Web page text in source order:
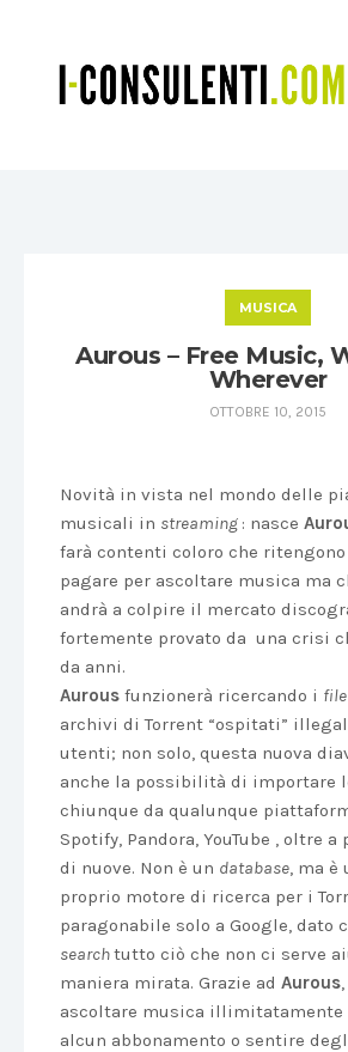
MUSICA
Aurous – Free Music,
Wherever
OTTOBRE 10, 2015
Novità in vista nel mondo delle
musicali in streaming : nasce
farà contenti coloro che
pagare per ascoltare musica ma
andrà a colpire il mercato
fortemente provato da una crisi
da anni.
Aurous funzionerà ricercando i file
archivi di Torrent “ospitati”
utenti; non solo, questa nuova
anche la possibilità di importare
chiunque da qualunque
Spotify, Pandora, YouTube , oltre a
di nuove. Non è un database, ma è
proprio motore di ricerca per i
paragonabile solo a Google, dato
searchtutto ciò che non ci serve
maniera mirata. Grazie ad Aurous
ascoltare musica illimitatamente
alcun abbonamento o sentire